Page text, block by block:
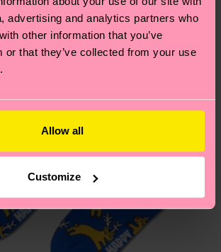
advertising and analytics partners who
other information that you’ve
or that they’ve collected from your use
Allow all
Customize
resi? Visita la nostra paginaResi
alle domande più comuni.